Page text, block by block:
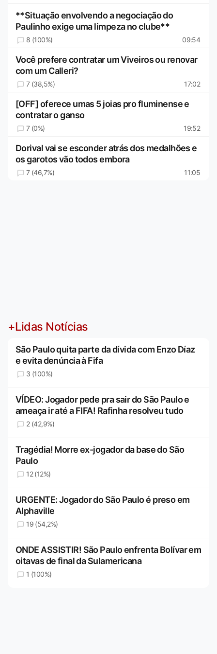
**Situação envolvendo a negociação do
Paulinho exige uma limpeza no clube**
8 (100%) 09:54
Você prefere contratar um Viveiros ou renovar
com um Calleri?
7 (38,5%) 17:02
[OFF] oferece umas 5 joias pro fluminense e
contratar o ganso
7 (0%) 19:52
Dorival vai se esconder atrás dos medalhões e
os garotos vão todos embora
7 (46,7%) 11:05
+Lidas Notícias
São Paulo quita parte da dívida com Enzo Díaz
e evita denúncia à Fifa
3 (100%)
VÍDEO: Jogador pede pra sair do São Paulo e
ameaça ir até a FIFA! Rafinha resolveu tudo
2 (42,9%)
Tragédia! Morre ex-jogador da base do São
Paulo
12 (12%)
URGENTE: Jogador do São Paulo é preso em
Alphaville
19 (54,2%)
ONDE ASSISTIR! São Paulo enfrenta Bolívar em
oitavas de final da Sulamericana
1 (100%)